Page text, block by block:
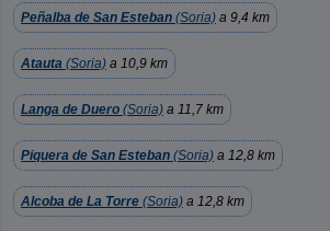
Peñalba de San Esteban (Soria) a 9,4 km
Atauta (Soria) a 10,9 km
Langa de Duero (Soria) a 11,7 km
Piquera de San Esteban (Soria) a 12,8 km
Alcoba de La Torre (Soria) a 12,8 km